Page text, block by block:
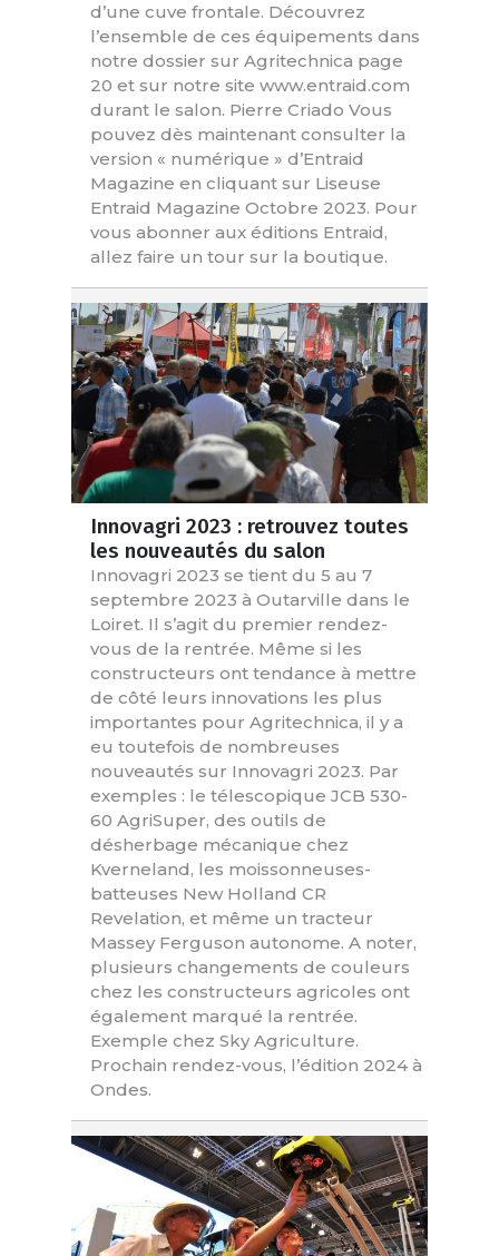
d’une cuve frontale. Découvrez
l’ensemble de ces équipements dans
notre dossier sur Agritechnica page
20 et sur notre site www.entraid.com
durant le salon. Pierre Criado Vous
pouvez dès maintenant consulter la
version « numérique » d’Entraid
Magazine en cliquant sur Liseuse
Entraid Magazine Octobre 2023. Pour
vous abonner aux éditions Entraid,
allez faire un tour sur la boutique.
Innovagri 2023 : retrouvez toutes
les nouveautés du salon
Innovagri 2023 se tient du 5 au 7
septembre 2023 à Outarville dans le
Loiret. Il s’agit du premier rendez-
vous de la rentrée. Même si les
constructeurs ont tendance à mettre
de côté leurs innovations les plus
importantes pour Agritechnica, il y a
eu toutefois de nombreuses
nouveautés sur Innovagri 2023. Par
exemples : le télescopique JCB 530-
60 AgriSuper, des outils de
désherbage mécanique chez
Kverneland, les moissonneuses-
batteuses New Holland CR
Revelation, et même un tracteur
Massey Ferguson autonome. A noter,
plusieurs changements de couleurs
chez les constructeurs agricoles ont
également marqué la rentrée.
Exemple chez Sky Agriculture.
Prochain rendez-vous, l’édition 2024 à
Ondes.